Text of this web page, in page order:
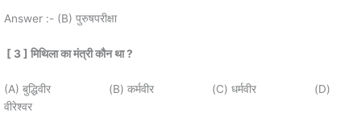
Answer :- (B) पुरुषपरीक्षा
[ 3 ] मिथिला का मंत्री कौन था?
(A) बुद्धिवीर (B) कर्मवीर (C) धर्मवीर (D)
वीरेश्वर